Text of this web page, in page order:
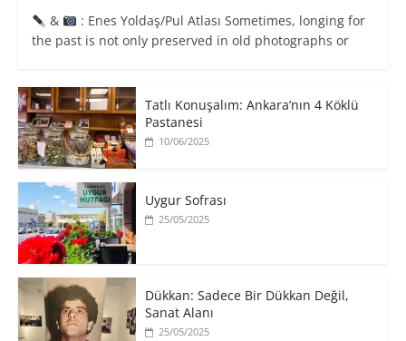
&
: Enes Yoldaş/Pul Atlası Sometimes, longing for
the past is not only preserved in old photographs or
Tatlı Konuşalım: Ankara’nın 4 Köklü
Pastanesi
10/06/2025
Uygur Sofrası
25/05/2025
​Dükkan: Sadece Bir Dükkan Değil,
Sanat Alanı
25/05/2025